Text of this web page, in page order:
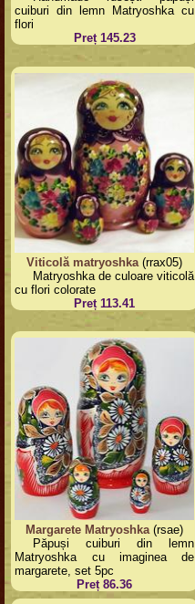
cuiburi din lemn Matryoshka cu
flori
Preț 145.23
Viticolă matryoshka (rrax05)
Matryoshka de culoare viticolă
cu flori colorate
Preț 113.41
Margarete Matryoshka (rsae)
Păpuși cuiburi din lemn
Matryoshka cu imaginea de
margarete, set 5pc
Preț 86.36